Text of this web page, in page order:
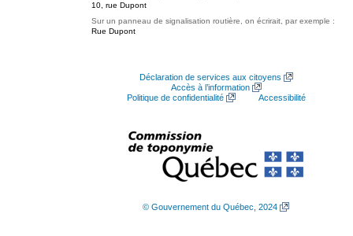
10, rue Dupont
Sur un panneau de signalisation routière, on écrirait, par exemple :
Rue Dupont
Déclaration de services aux citoyens
Accès à l’information
Politique de confidentialité
Accessibilité
© Gouvernement du Québec, 2024